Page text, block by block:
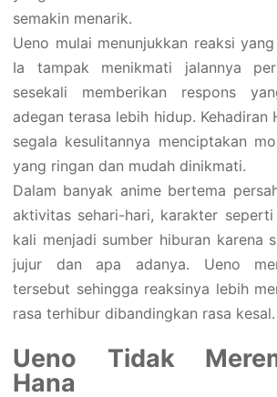
semakin menarik.
Ueno mulai menunjukkan reaksi
Ia tampak menikmati jalannya
sesekali memberikan respons
adegan terasa lebih hidup. Kehadiran
segala kesulitannya menciptakan
yang ringan dan mudah dinikmati.
Dalam banyak anime bertema
aktivitas sehari-hari, karakter seperti
kali menjadi sumber hiburan karena
jujur dan apa adanya. Ueno
tersebut sehingga reaksinya lebih
rasa terhibur dibandingkan rasa kesal.
Ueno Tidak
Hana